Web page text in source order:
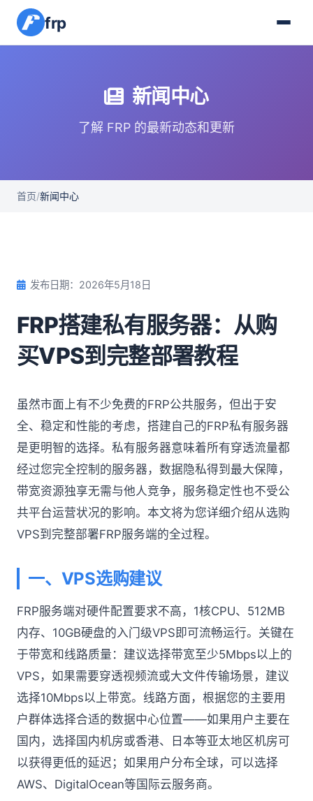
frp
新闻中心
了解 FRP 的最新动态和更新
首页/新闻中心
发布日期：2026年5月18日
FRP搭建私有服务器：从购
买VPS到完整部署教程
虽然市面上有不少免费的FRP公共服务，但出于安
全、稳定和性能的考虑，搭建自己的FRP私有服务器
是更明智的选择。私有服务器意味着所有穿透流量都
经过您完全控制的服务器，数据隐私得到最大保障，
带宽资源独享无需与他人竞争，服务稳定性也不受公
共平台运营状况的影响。本文将为您详细介绍从选购
VPS到完整部署FRP服务端的全过程。
一、VPS选购建议
FRP服务端对硬件配置要求不高，1核CPU、512MB
内存、10GB硬盘的入门级VPS即可流畅运行。关键在
于带宽和线路质量：建议选择带宽至少5Mbps以上的
VPS，如果需要穿透视频流或大文件传输场景，建议
选择10Mbps以上带宽。线路方面，根据您的主要用
户群体选择合适的数据中心位置——如果用户主要在
国内，选择国内机房或香港、日本等亚太地区机房可
以获得更低的延迟；如果用户分布全球，可以选择
AWS、DigitalOcean等国际云服务商。